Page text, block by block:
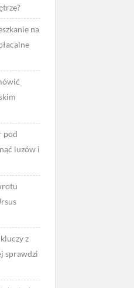
na
pod
luzów i
z
sprawdzi